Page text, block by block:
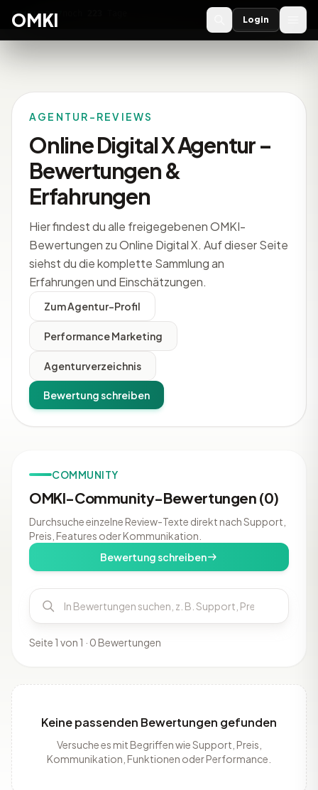
OMKI 2027
OMKI Login
AGENTUR-REVIEWS
Online Digital X Agentur –
Bewertungen &
Erfahrungen
Hier findest du alle freigegebenen OMKI-
Bewertungen zu Online Digital X. Auf dieser Seite
siehst du die komplette Sammlung an
Erfahrungen und Einschätzungen.
Zum Agentur-Profil
Performance Marketing
Agenturverzeichnis
Bewertung schreiben
COMMUNITY
OMKI-Community-Bewertungen (0)
Durchsuche einzelne Review-Texte direkt nach Support,
Preis, Features oder Kommunikation.
Bewertung schreiben
Seite 1 von 1 · 0 Bewertungen
Keine passenden Bewertungen gefunden
Versuche es mit Begriffen wie Support, Preis,
Kommunikation, Funktionen oder Performance.